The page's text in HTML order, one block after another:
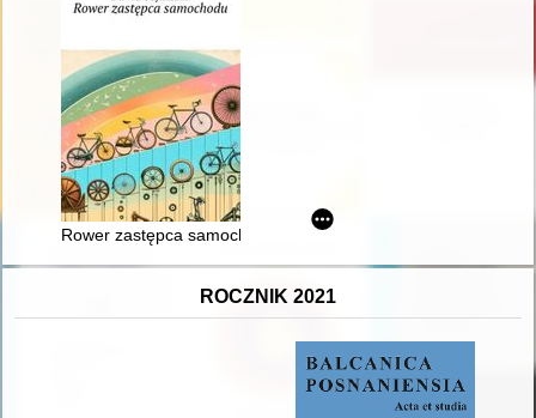
Rower zastępca samochodu
ROCZNIK 2021